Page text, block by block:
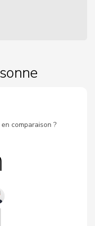
comparaison ?